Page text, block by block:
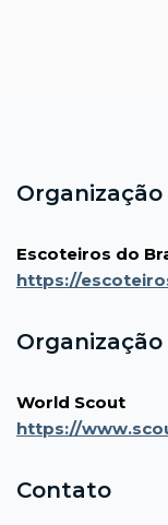
Escoteiros do
https://
World Scout
https://
Contato